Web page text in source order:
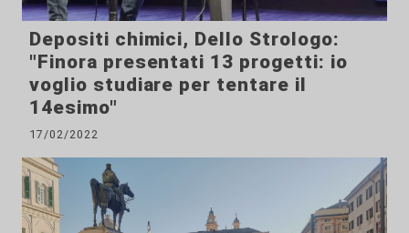
Depositi chimici, Dello Strologo:
"Finora presentati 13 progetti: io
voglio studiare per tentare il
14esimo"
17/02/2022